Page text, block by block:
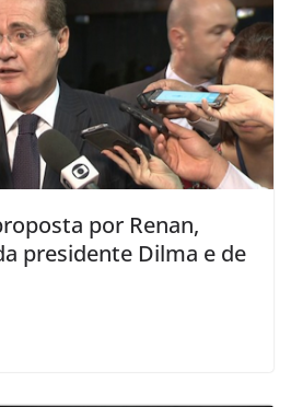
por Renan,
presidente Dilma e de